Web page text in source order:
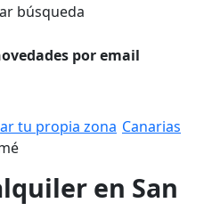
búsqueda
por email
tu propia zona Canarias
en San